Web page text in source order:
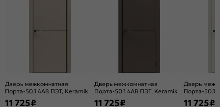
Дверь межкомнатная
Порта-50.1 4AB ПЭТ, Keramik
Beige в комплекте с
11 725₽
Дверь межкомнатная
Порта-50.1 4AB ПЭТ, Keramik
Brown в комплекте с
11 725₽
Дверь
Порта-50.1
Valse в
11 725₽